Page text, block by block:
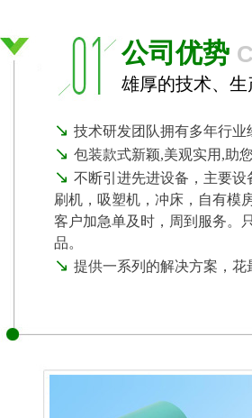
公司优势
雄厚的技术、
↘ 技术研发团队拥有多年行
↘ 包装款式新颖,美观实用,助
↘ 不断引进先进设备，主要
刷机，吸塑机，冲床，自有模
客户加急单及时，周到服务。
品。
↘ 提供一系列的解决方案，